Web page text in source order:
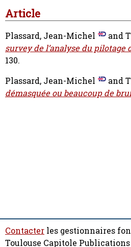
Article
Plassard, Jean-Michel and
survey de l’analyse du
130.
Plassard, Jean-Michel
and
démasquée ou beaucoup de
Contacter les gestionnaires
Toulouse Capitole